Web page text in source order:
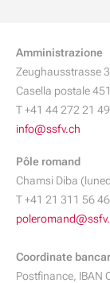
Amministrazione
Zeughausstrasse
Casella postale
T +41 44 272 21 49
info@ssfv.ch
Pôle romand
Chamsi Diba
T +41 21 311 56 46
Coordinate
Postfinance, IBAN